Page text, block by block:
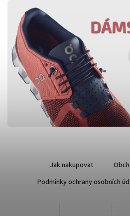
Jak nakupovat
Podmínky ochrany osobních